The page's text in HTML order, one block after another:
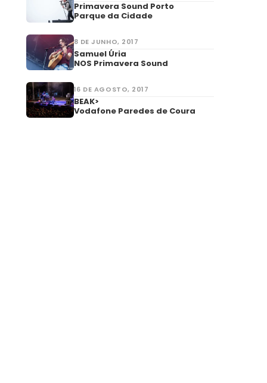
Primavera Sound Porto
Parque da Cidade
8 DE JUNHO, 2017
Samuel Úria
NOS Primavera Sound
16 DE AGOSTO, 2017
BEAK>
Vodafone Paredes de Coura